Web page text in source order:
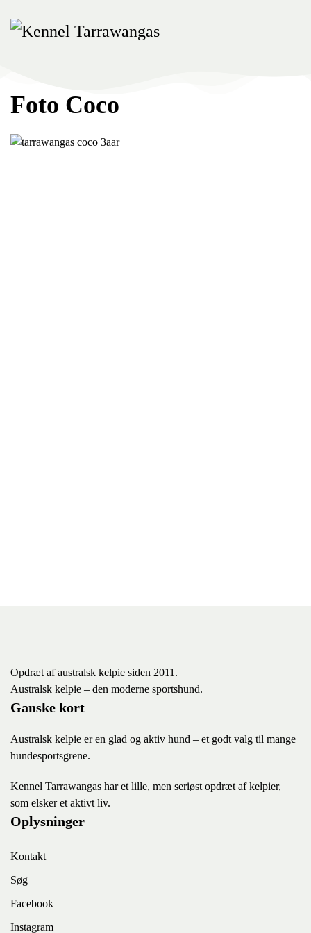
Skip to main content
Foto Coco
Opdræt af australsk kelpie siden 2011.
Australsk kelpie – den moderne sportshund.
Ganske kort
Australsk kelpie er en glad og aktiv hund – et godt valg til mange
hundesportsgrene.
Kennel Tarrawangas har et lille, men seriøst opdræt af kelpier,
som elsker et aktivt liv.
Oplysninger
Kontakt
Søg
Facebook
Instagram